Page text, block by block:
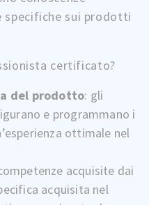
specifiche sui prodotti
certificato?
del prodotto: gli
e programmano i
ottimale nel
acquisite dai
acquisita nel